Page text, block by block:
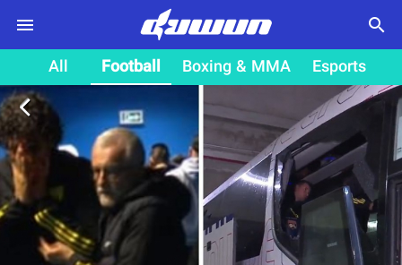
search
All Football Boxing & MMA Esports
arrow_back_ios